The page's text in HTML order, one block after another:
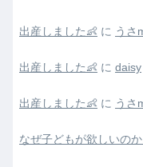
出産しました👶 に うさ
出産しました👶 に daisy
出産しました👶 に うさ
なぜ子どもが欲しいの